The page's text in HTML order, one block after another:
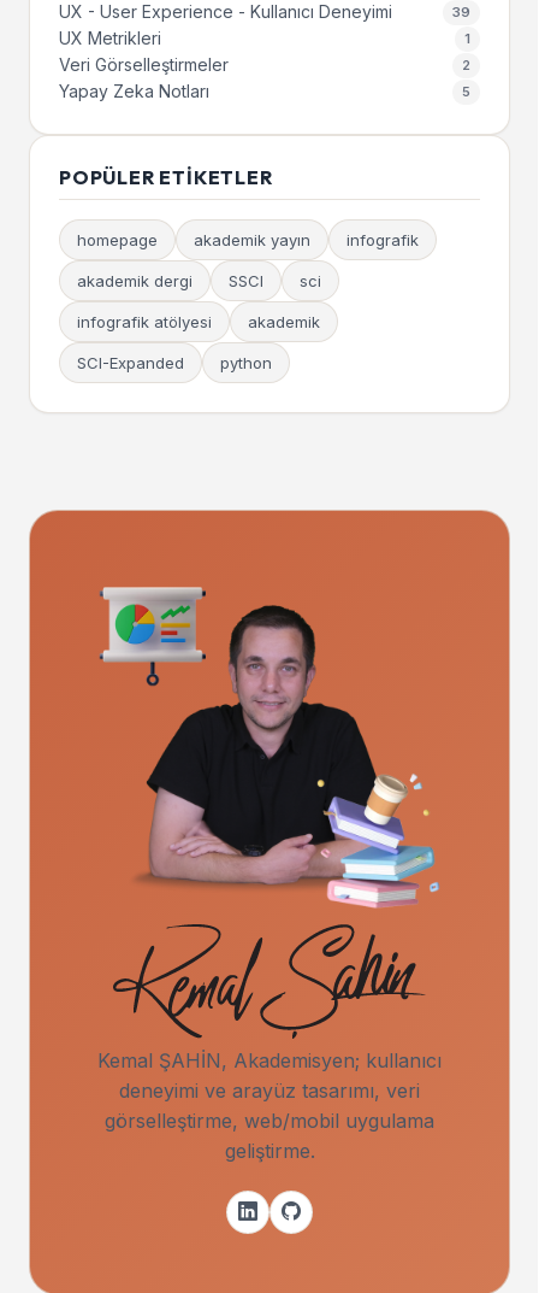
UX - User Experience - Kullanıcı Deneyimi 39
UX Metrikleri 1
Veri Görselleştirmeler 2
Yapay Zeka Notları 5
POPÜLER ETIKETLER
homepage akademik yayın infografik
akademik dergi SSCI sci
infografik atölyesi akademik
SCI-Expanded python
Kemal ŞAHİN, Akademisyen; kullanıcı
deneyimi ve arayüz tasarımı, veri
görselleştirme, web/mobil uygulama
geliştirme.